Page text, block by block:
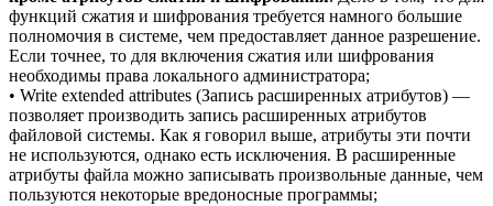
функций сжатия и шифрования требуется намного большие
полномочия в системе, чем предоставляет данное разрешение.
Если точнее, то для включения сжатия или шифрования
необходимы права локального администратора;
• Write extended attributes (Запись расширенных атрибутов) —
позволяет производить запись расширенных атрибутов
файловой системы. Как я говорил выше, атрибуты эти почти
не используются, однако есть исключения. В расширенные
атрибуты файла можно записывать произвольные данные, чем
пользуются некоторые вредоносные программы;